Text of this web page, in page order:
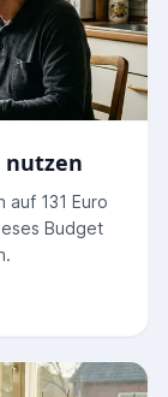
nutzen
auf 131 Euro
Budget